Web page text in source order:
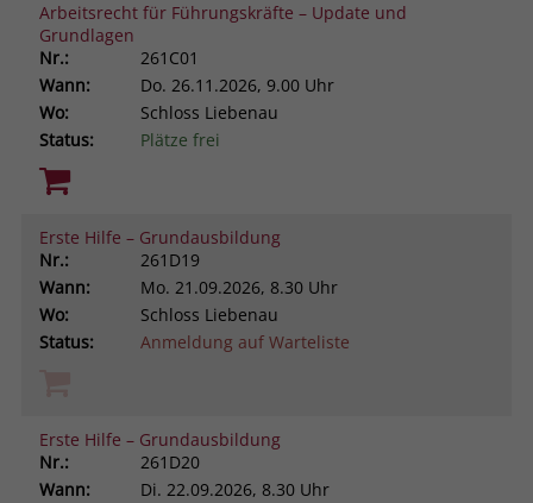
Arbeitsrecht für Führungskräfte – Update und
Grundlagen
Nr.:
261C01
Wann:
Do. 26.11.2026, 9.00 Uhr
Wo:
Schloss Liebenau
Status:
Plätze frei
Erste Hilfe – Grundausbildung
Nr.:
261D19
Wann:
Mo. 21.09.2026, 8.30 Uhr
Wo:
Schloss Liebenau
Status:
Anmeldung auf Warteliste
Erste Hilfe – Grundausbildung
Nr.:
261D20
Wann:
Di. 22.09.2026, 8.30 Uhr